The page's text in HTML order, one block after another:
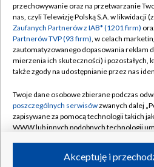
Abonament TVP
Emisja w TVP
Centrum informacji TVP
Naziemna Telewizja Cyfrowa
Rada Programowa
System NOS
Informacje o nadawcy
Program dla prasy
Regulamin
Polityka
Moje
Pomoc
Kanały
przechowywanie oraz na przetwarzanie
nas, czyli Telewizję Polską S.A. w likwidacji
Zaufanych Partnerów z IAB* (1201 firm)
Partnerów TVP (93 firm), w celach
zautomatyzowanego dopasowania reklam
mierzenia ich skuteczności) i pozostałych,
także zgody na udostępnianie przez nas
Twoje dane osobowe zbierane podczas
poszczególnych serwisówzwanych dalej
zapisywane za pomocą technologii takich
WWW lub innych podobnych technologii
ruchu w Internecie.Akceptuję i